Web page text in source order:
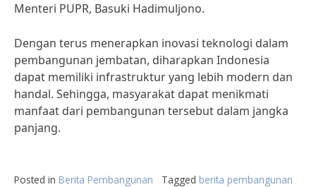
Menteri PUPR, Basuki Hadimuljono.
Dengan terus menerapkan inovasi teknologi dalam
pembangunan jembatan, diharapkan Indonesia
dapat memiliki infrastruktur yang lebih modern dan
handal. Sehingga, masyarakat dapat menikmati
manfaat dari pembangunan tersebut dalam jangka
panjang.
Posted in Berita Pembangunan Tagged berita pembangunan